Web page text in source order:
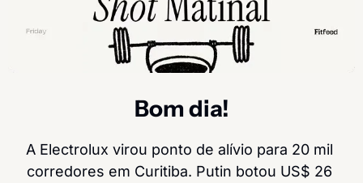
Bom dia!
A Electrolux virou ponto de alívio para 20 mil
corredores em Curitiba. Putin botou US$ 26